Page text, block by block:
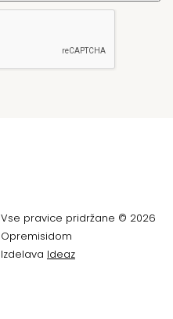
Vse pravice pridržane © 2026
Opremisidom
Izdelava Ideaz